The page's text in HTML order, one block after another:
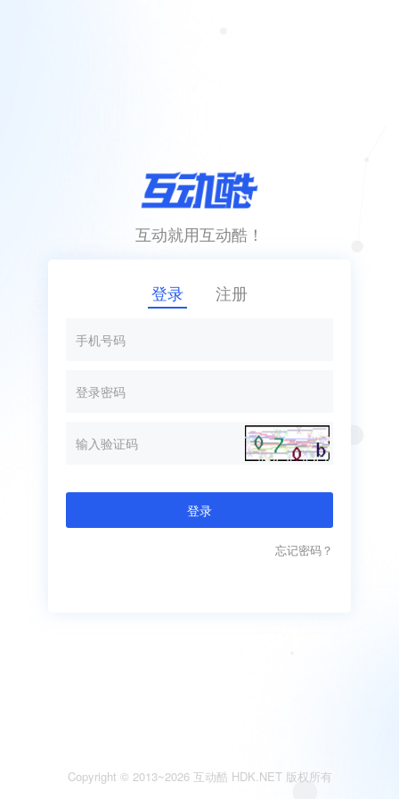
互动就用互动酷！
登录 注册
登录
忘记密码？
Copyright © 2013~2026 互动酷 HDK.NET 版权所有